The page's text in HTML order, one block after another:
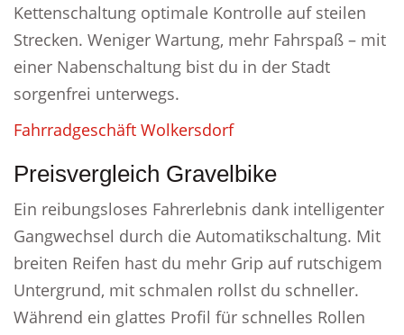
Kettenschaltung optimale Kontrolle auf steilen
Strecken. Weniger Wartung, mehr Fahrspaß – mit
einer Nabenschaltung bist du in der Stadt
sorgenfrei unterwegs.
Fahrradgeschäft Wolkersdorf
Preisvergleich Gravelbike
Ein reibungsloses Fahrerlebnis dank intelligenter
Gangwechsel durch die Automatikschaltung. Mit
breiten Reifen hast du mehr Grip auf rutschigem
Untergrund, mit schmalen rollst du schneller.
Während ein glattes Profil für schnelles Rollen